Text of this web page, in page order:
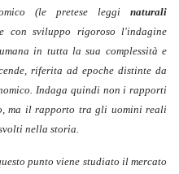
(le pretese leggi naturali
con sviluppo rigoroso l'indagine
in tutta la sua complessità e
riferita ad epoche distinte da
Indaga quindi non i rapporti
ma il rapporto tra gli uomini reali
nella storia.
punto viene studiato il mercato